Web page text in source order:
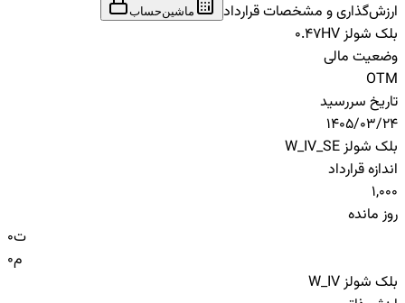
ارزش‌گذاری و مشخصات قرارداد
ماشین‌حساب
بلک شولز HV
0.47
وضعیت مالی
OTM
تاریخ سررسید
1405/03/24
بلک شولز W_IV_SE
اندازه قرارداد
1,000
روز مانده
0ت
0م
بلک شولز W_IV